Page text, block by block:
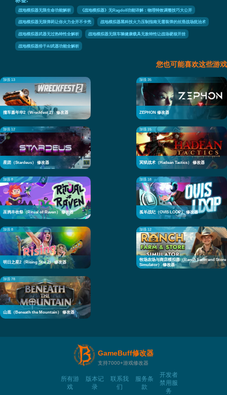
战地模拟器无限生命功能解析 《战地模拟器》无Ragdoll功能详解：物理特效调整技巧大公开
战地模拟器无限弹药让你火力全开不卡壳 战地模拟器黑科技火力压制指南无需装弹的丝滑战场统治术
战地模拟器武器无过热特性全解析 战地模拟器无限车辆健康载具无敌特性让战场硬核开挂
战地模拟器排干AI武器功能全解析
您也可能喜欢这些游戏
加强 13
撞车嘉年华2（Wreckfest 2） 修改器
加强 35
ZEPHON 修改器
加强 12
星团（Stardeus） 修改器
加强 15
冥狱战术（Hadean Tactics） 修改器
加强 8
巫鸦丰收祭（Ritual of Raven） 修改器
加强 18
孤羊战纪（OVIS LOOP） 修改器
加强 8
明日之星2（Rising Star 2） 修改器
加强 12
牧场农场与商店模拟器（Ranch Farm and Store
Simulator） 修改器
加强 78
山底（Beneath the Mountain） 修改器
GameBuff修改器
支持7000+游戏修改器
所有游
戏
版本记
录
联系我
们
服务条
款
开发者
禁用服
务